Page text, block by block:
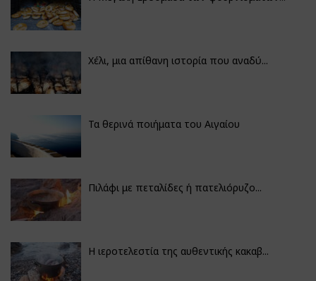
Χέλι, μια απίθανη ιστορία που αναδύ...
Τα θερινά ποιήματα του Αιγαίου
Πιλάφι με πεταλίδες ή πατελιόρυζο...
Η ιεροτελεστία της αυθεντικής κακαβ...